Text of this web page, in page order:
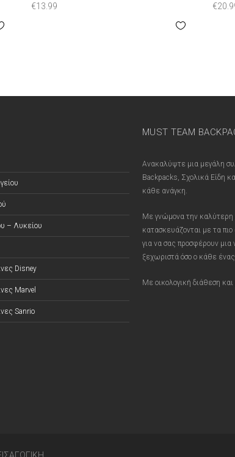
€13.99 €
– Λυκείου
Disney
Marvel
Sanrio
MUST TEAM
Ανακαλύψτε μια μεγάλη
Backpacks, Σχολικά Είδη
κάθε ανάγκη.
Με γνώμονα την καλύτερη
κατασκευάζονται με τα πιο
για να σας προσφέρουν μια
ξεχωριστά όσο ο κάθε
Με οικολογική διάθεση